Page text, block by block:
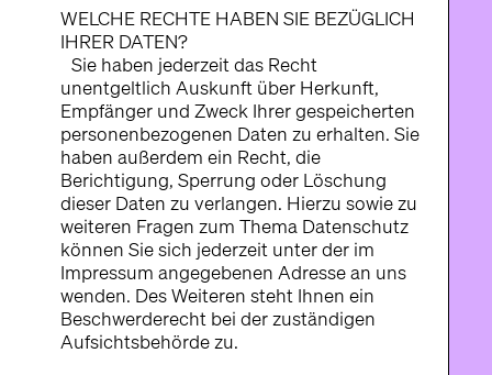
WELCHE RECHTE HABEN SIE BEZÜGLICH
IHRER DATEN?
Sie haben jederzeit das Recht
unentgeltlich Auskunft über Herkunft,
Empfänger und Zweck Ihrer gespeicherten
personenbezogenen Daten zu erhalten. Sie
haben außerdem ein Recht, die
Berichtigung, Sperrung oder Löschung
dieser Daten zu verlangen. Hierzu sowie zu
weiteren Fragen zum Thema Datenschutz
können Sie sich jederzeit unter der im
Impressum angegebenen Adresse an uns
wenden. Des Weiteren steht Ihnen ein
Beschwerderecht bei der zuständigen
Aufsichtsbehörde zu.